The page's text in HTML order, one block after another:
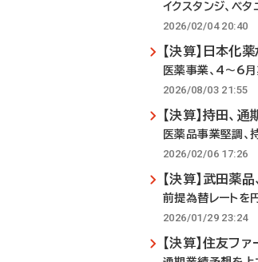
イクスタンジ、ベタ
2026/02/04 20:40
【決算】日本化
医薬事業、4～6
2026/08/03 21:55
【決算】持田、
医薬品事業堅調、
2026/02/06 17:26
【決算】武田薬
前提為替レートを
2026/01/29 23:24
【決算】住友フ